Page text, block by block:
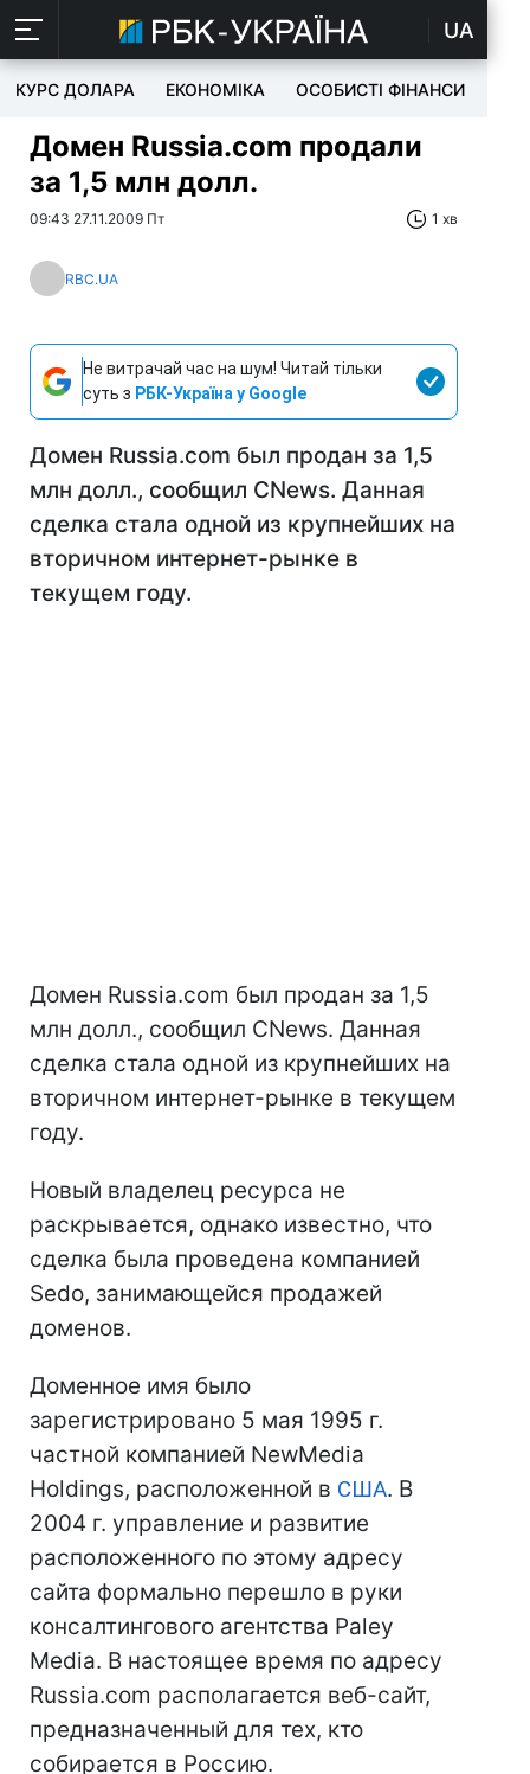
UA
КУРС ДОЛАРА ЕКОНОМІКА ОСОБИСТІ ФІНАНСИ
Домен Russia.com продали
за 1,5 млн долл.
09:43 27.11.2009 Пт 1 хв
RBC.UA
Не витрачай час на шум! Читай тільки
суть з РБК-Україна у Google
Домен Russia.com был продан за 1,5
млн долл., сообщил CNews. Данная
сделка стала одной из крупнейших на
вторичном интернет-рынке в
текущем году.
Домен Russia.com был продан за 1,5
млн долл., сообщил CNews. Данная
сделка стала одной из крупнейших на
вторичном интернет-рынке в текущем
году.
Новый владелец ресурса не
раскрывается, однако известно, что
сделка была проведена компанией
Sedo, занимающейся продажей
доменов.
Доменное имя было
зарегистрировано 5 мая 1995 г.
частной компанией NewMedia
Holdings, расположенной в США. В
2004 г. управление и развитие
расположенного по этому адресу
сайта формально перешло в руки
консалтингового агентства Paley
Media. В настоящее время по адресу
Russia.com располагается веб-сайт,
предназначенный для тех, кто
собирается в Россию.